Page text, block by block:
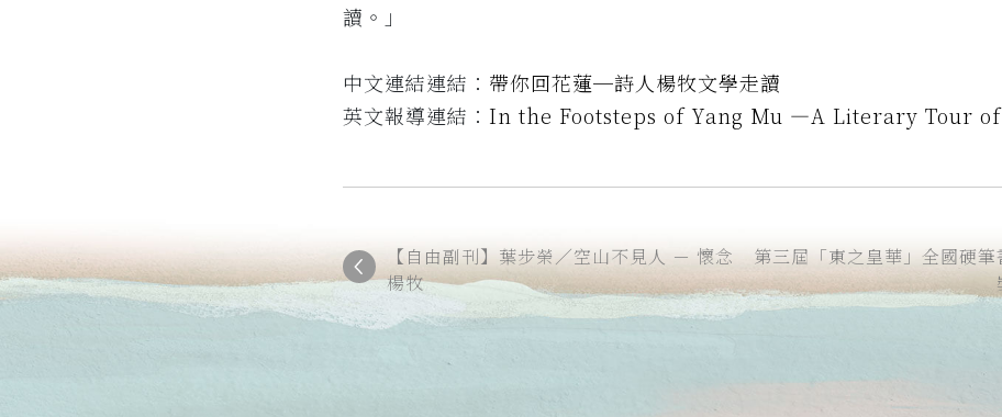
讀。」
中文連結連結： 帶你回花蓮─詩人楊牧文學走讀
英文報導連結： In the Footsteps of Yang Mu —A Literary Tour
【自由副刊】葉步榮／空山不見人 － 懷念
楊牧
第三屆「東之皇華」全國硬筆